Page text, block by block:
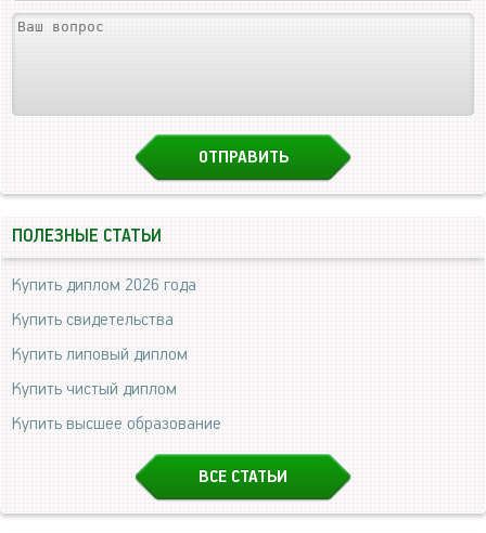
ПОЛЕЗНЫЕ СТАТЬИ
Купить диплом 2026 года
Купить свидетельства
Купить липовый диплом
Купить чистый диплом
Купить высшее образование
ВСЕ СТАТЬИ